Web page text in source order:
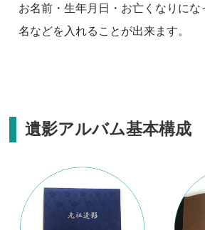
お名前・生年月日・お亡くなりに
名などを入れることが出来ます。
遺影アルバム基本構成